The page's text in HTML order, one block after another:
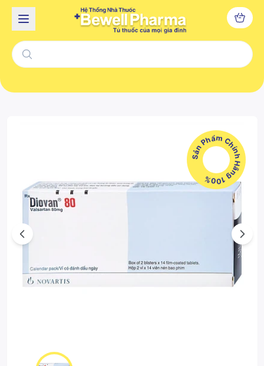
Sản Phẩm Chính Hãng 100%
Previous Next